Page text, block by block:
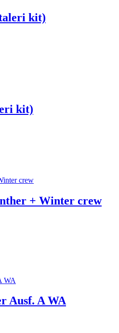
kit)
kit)
+ Winter crew
Ausf. A WA